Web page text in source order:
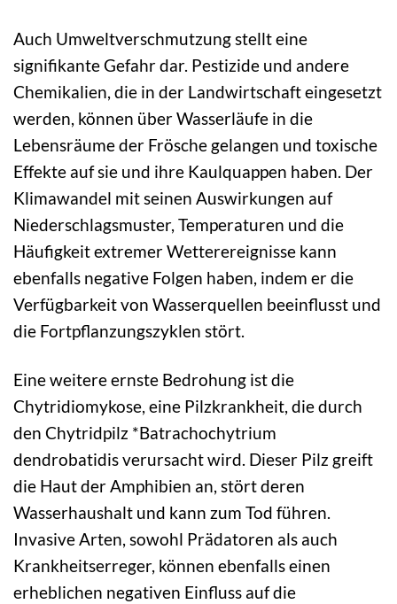
Auch Umweltverschmutzung stellt eine
signifikante Gefahr dar. Pestizide und andere
Chemikalien, die in der Landwirtschaft eingesetzt
werden, können über Wasserläufe in die
Lebensräume der Frösche gelangen und toxische
Effekte auf sie und ihre Kaulquappen haben. Der
Klimawandel mit seinen Auswirkungen auf
Niederschlagsmuster, Temperaturen und die
Häufigkeit extremer Wetterereignisse kann
ebenfalls negative Folgen haben, indem er die
Verfügbarkeit von Wasserquellen beeinflusst und
die Fortpflanzungszyklen stört.
Eine weitere ernste Bedrohung ist die
Chytridiomykose, eine Pilzkrankheit, die durch
den Chytridpilz *Batrachochytrium
dendrobatidis verursacht wird. Dieser Pilz greift
die Haut der Amphibien an, stört deren
Wasserhaushalt und kann zum Tod führen.
Invasive Arten, sowohl Prädatoren als auch
Krankheitserreger, können ebenfalls einen
erheblichen negativen Einfluss auf die